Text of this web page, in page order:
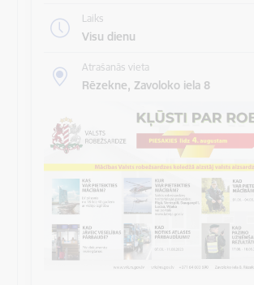
Laiks
Visu dienu
Atrašanās vieta
Rēzekne, Zavoloko iela 8